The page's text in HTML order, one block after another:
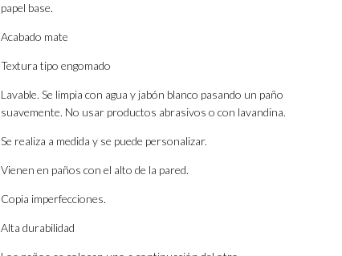
papel base.
Acabado mate
Textura tipo engomado
Lavable. Se limpia con agua y jabón blanco pasando un paño
suavemente. No usar productos abrasivos o con lavandina.
Se realiza a medida y se puede personalizar.
Vienen en paños con el alto de la pared.
Copia imperfecciones.
Alta durabilidad